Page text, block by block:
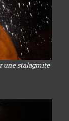
une stalagmite